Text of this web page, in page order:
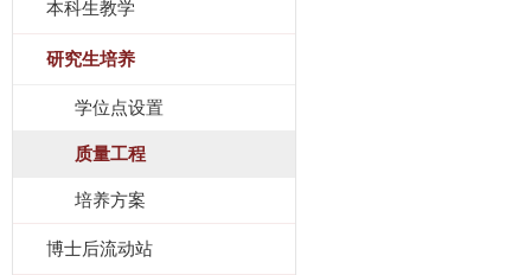
本科生教学
研究生培养
学位点设置
质量工程
培养方案
博士后流动站